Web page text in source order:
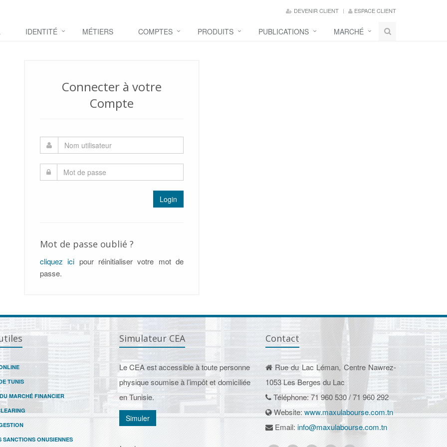
DEVENIR CLIENT ESPACE CLIENT
IDENTITÉ MÉTIERS COMPTES PRODUITS PUBLICATIONS MARCHÉ
Connecter à votre
Compte
Login
Mot de passe oublié ?
cliquez ici pour réinitialiser votre mot de
passe.
TUNIS
MARCHÉ FINANCIER
SANCTIONS ONUSIENNES
Simulateur CEA
Le CEA est accessible à toute personne
physique soumise à l’impôt et domiciliée
en Tunisie.
Simuler
Contact
Rue du Lac Léman, Centre Nawrez-
1053 Les Berges du Lac
Téléphone: 71 960 530 / 71 960 292
Website: www.maxulabourse.com.tn
Email: info@maxulabourse.com.tn